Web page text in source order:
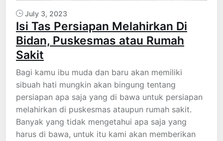
July 3, 2023
Isi Tas Persiapan Melahirkan Di
Bidan, Puskesmas atau Rumah
Sakit
Bagi kamu ibu muda dan baru akan memiliki
sibuah hati mungkin akan bingung tentang
persiapan apa saja yang di bawa untuk persiapan
melahirkan di puskesmas ataupun rumah sakit.
Banyak yang tidak mengetahui apa saja yang
harus di bawa, untuk itu kami akan memberikan